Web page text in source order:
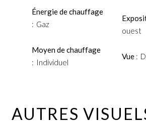
Énergie de chauffage
Gaz
Moyen de chauffage
Individuel
ouest
Vue
AUTRES